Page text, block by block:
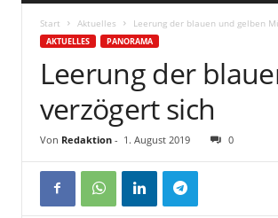
i
Start Aktuelles Leerung der blauen und gelben
AKTUELLES PANORAMA
Leerung der
verzögert sich
Von Redaktion- 1. August 2019 0